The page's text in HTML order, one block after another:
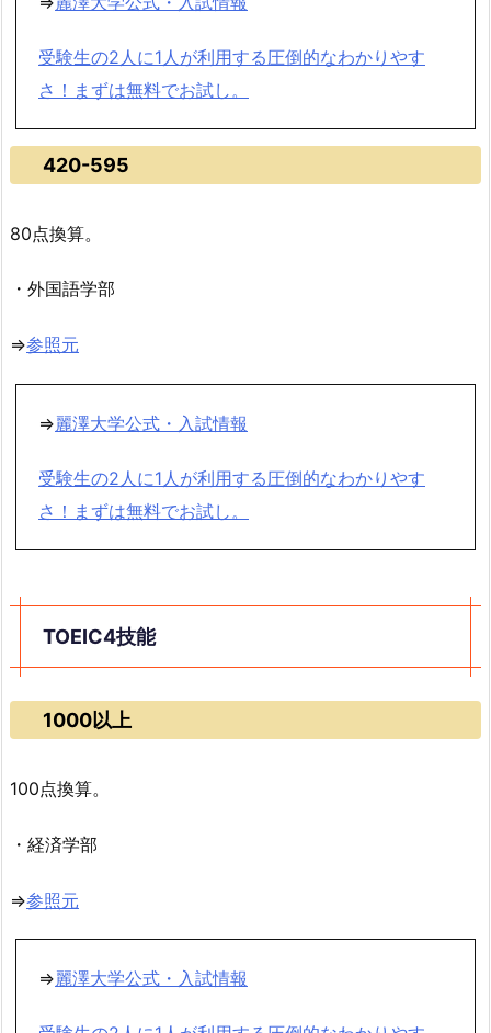
受験生の2人に1人が利用する圧倒的なわかりやす
さ！まずは無料でお試し。
420-595
80点換算。
・外国語学部
⇒参照元
⇒麗澤大学公式・入試情報
受験生の2人に1人が利用する圧倒的なわかりやす
さ！まずは無料でお試し。
TOEIC4技能
1000以上
100点換算。
・経済学部
⇒参照元
⇒麗澤大学公式・入試情報